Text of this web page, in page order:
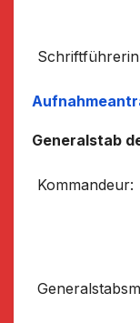
Schriftführerin
Generalstab
Kommandeur: